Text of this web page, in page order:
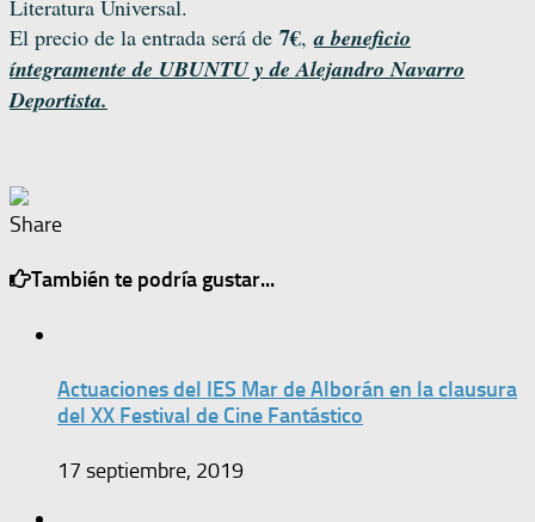
Literatura Universal.
El precio de la entrada será de 7€,a beneficio
íntegramente de UBUNTU y de Alejandro Navarro
Deportista.
Share
También te podría gustar...
Actuaciones del IES Mar de Alborán en la clausura
del XX Festival de Cine Fantástico
17 septiembre, 2019